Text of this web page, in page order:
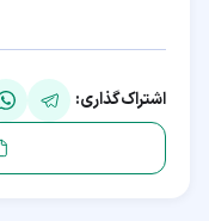
اشتراک‌گذاری: